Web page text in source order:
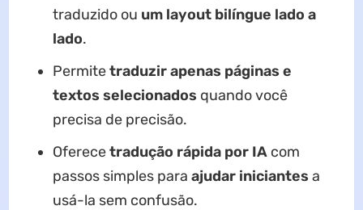
traduzido ou um layout bilíngue lado a
lado.
Permitetraduzir apenas páginas e
textos selecionados quando você
precisa de precisão.
Oferecetradução rápida por IAcom
passos simples para ajudar iniciantes a
usá-la sem confusão.